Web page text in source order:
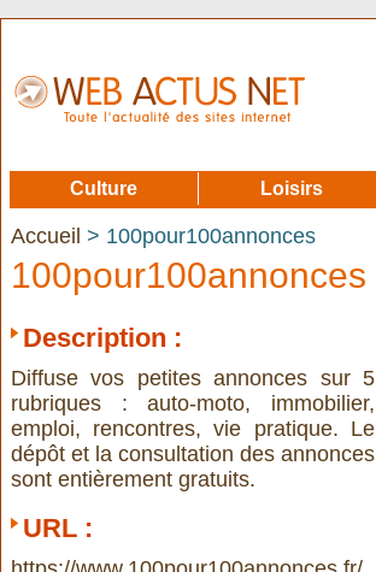
Accueil > 100pour100annonces
100pour100annonces
Description :
Diffuse vos petites annonces sur 5
rubriques : auto-moto, immobilier,
emploi, rencontres, vie pratique. Le
dépôt et la consultation des annonces
sont entièrement gratuits.
URL :
Culture Loisirs